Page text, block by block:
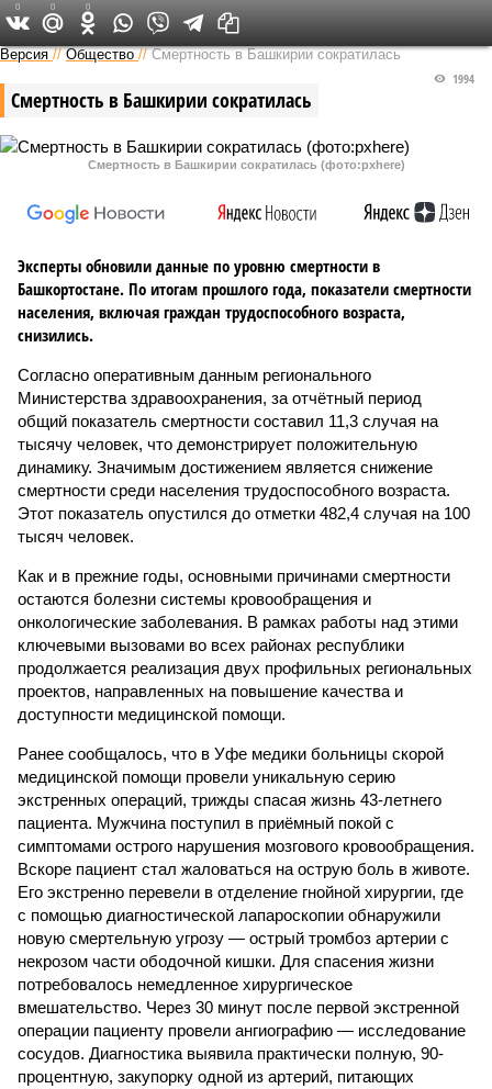
Версия в Башкирии
Версия //Общество //Смертность в Башкирии сократилась
Смертность в Башкирии сократилась
1994
Смертность в Башкирии сократилась (фото:pxhere)
Эксперты обновили данные по уровню смертности в
Башкортостане. По итогам прошлого года, показатели смертности
населения, включая граждан трудоспособного возраста,
снизились.
Согласно оперативным данным регионального
Министерства здравоохранения, за отчётный период
общий показатель смертности составил 11,3 случая на
тысячу человек, что демонстрирует положительную
динамику. Значимым достижением является снижение
смертности среди населения трудоспособного возраста.
Этот показатель опустился до отметки 482,4 случая на 100
тысяч человек.
Как и в прежние годы, основными причинами смертности
остаются болезни системы кровообращения и
онкологические заболевания. В рамках работы над этими
ключевыми вызовами во всех районах республики
продолжается реализация двух профильных региональных
проектов, направленных на повышение качества и
доступности медицинской помощи.
Ранее сообщалось, что в Уфе медики больницы скорой
медицинской помощи провели уникальную серию
экстренных операций, трижды спасая жизнь 43-летнего
пациента. Мужчина поступил в приёмный покой с
симптомами острого нарушения мозгового кровообращения.
Вскоре пациент стал жаловаться на острую боль в животе.
Его экстренно перевели в отделение гнойной хирургии, где
с помощью диагностической лапароскопии обнаружили
новую смертельную угрозу — острый тромбоз артерии с
некрозом части ободочной кишки. Для спасения жизни
потребовалось немедленное хирургическое
вмешательство. Через 30 минут после первой экстренной
операции пациенту провели ангиографию — исследование
сосудов. Диагностика выявила практически полную, 90-
процентную, закупорку одной из артерий, питающих
0 0 0